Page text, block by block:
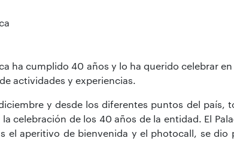
ha cumplido 40 años y lo ha querido celebrar
actividades y experiencias.
y desde los diferentes puntos del país,
la celebración de los 40 años de la entidad. El
el aperitivo de bienvenida y el photocall, se